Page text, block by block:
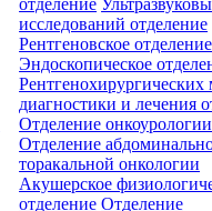
исследований отделение
Рентгеновское отделение
Эндоскопическое
Рентгенохирургических
диагностики и лечения
Отделение онкоурологии
Отделение
торакальной онкологии
Акушерское
отделение Отделение